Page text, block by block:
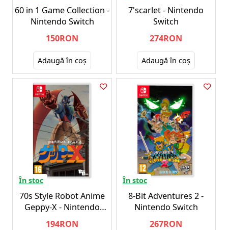
60 in 1 Game Collection -
Nintendo Switch
150RON
Adaugă în coş
7'scarlet - Nintendo
Switch
274RON
Adaugă în coş
În stoc
70s Style Robot Anime
Geppy-X - Nintendo
Switch
194RON
În stoc
8-Bit Adventures 2 -
Nintendo Switch
267RON